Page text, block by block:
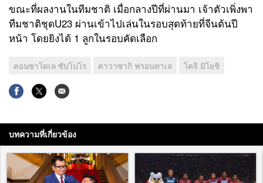
ขณะที่ผลงานในทีมชาติ เมื่อกลางปีที่ผ่านมา เจ้าตัวเพิ่งพา
ทีมชาติชุดU23 ผ่านเข้าไปเล่นในรอบสุดท้ายที่จีนต้นปี
หน้า โดยยิงได้ 1 ลูกในรอบคัดเลือก
คอนซาโดเล ซัปโปโร คาวาซากิ ฟรอนทาเล โคจิ มิโยชิ
บทความที่เกี่ยวข้อง